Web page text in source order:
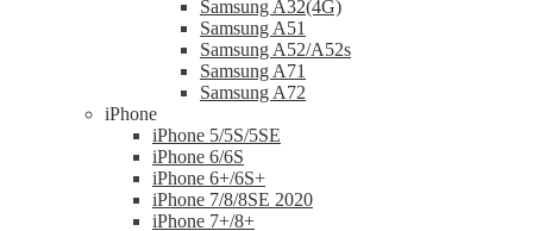
Samsung A32(4G)
Samsung A51
Samsung A52/A52s
Samsung A71
Samsung A72
iPhone
iPhone 5/5S/5SE
iPhone 6/6S
iPhone 6+/6S+
iPhone 7/8/8SE 2020
iPhone 7+/8+